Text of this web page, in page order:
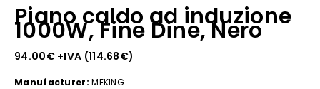
Piano caldo ad induzione
1000W, Fine Dine, Nero
94.00€+IVA (114.68€)
Manufacturer: MEKING